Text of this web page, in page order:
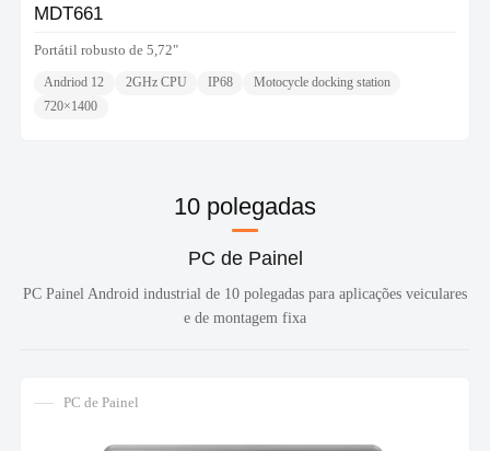
MDT661
Portátil robusto de 5,72"
Andriod 12 2GHz CPU IP68
Motocycle docking station
720×1400
10 polegadas
PC de Painel
PC Painel Android industrial de 10 polegadas para aplicações veiculares
e de montagem fixa
PC de Painel